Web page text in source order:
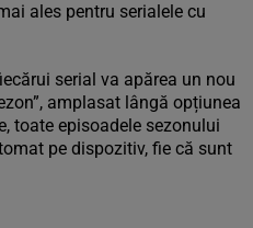
ales pentru serialele cu
serial va apărea un nou
amplasat lângă opțiunea
toate episoadele sezonului
pe dispozitiv, fie că sunt